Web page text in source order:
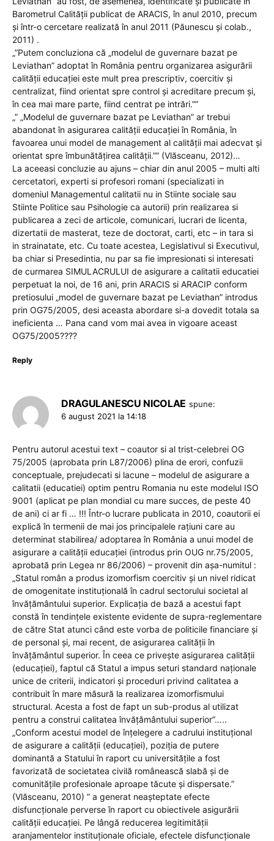
Barometrul Calității publicat de ARACIS, în anul 2010, precum
și într-o cercetare realizată în anul 2011 (Păunescu și colab.,
2011) .
„”Putem concluziona că „modelul de guvernare bazat pe
Leviathan” adoptat în România pentru organizarea asigurării
calității educației este mult prea prescriptiv, coercitiv și
centralizat, fiind orientat spre control și acreditare precum și,
în cea mai mare parte, fiind centrat pe intrări.””
„” „Modelul de guvernare bazat pe Leviathan” ar trebui
abandonat în asigurarea calității educației în România, în
favoarea unui model de management al calității mai adecvat și
orientat spre îmbunătățirea calității.”” (Vlăsceanu, 2012)…
La aceeasi concluzie au ajuns – chiar din anul 2005 – multi alti
cercetatori, experti si profesori romani (specializati in
domeniul Managementul calitatii nu in Stiinte sociale sau
Stiinte Politice sau Psihologie ca autorii) prin realizarea si
publicarea a zeci de articole, comunicari, lucrari de licenta,
dizertatii de masterat, teze de doctorat, carti, etc – in tara si
in strainatate, etc. Cu toate acestea, Legislativul si Executivul,
ba chiar si Presedintia, nu par sa fie impresionati si interesati
de curmarea SIMULACRULUI de asigurare a calitatii educatiei
perpetuat la noi, de 16 ani, prin ARACIS si ARACIP conform
pretiosului „model de guvernare bazat pe Leviathan” introdus
prin OG75/2005, desi aceasta abordare si-a dovedit totala sa
ineficienta … Pana cand vom mai avea in vigoare aceast
OG75/2005????
Reply
DRAGULANESCU NICOLAE spune:
6 august 2021 la 14:18
Pentru autorul acestui text – coautor si al trist-celebrei OG
75/2005 (aprobata prin L87/2006) plina de erori, confuzii
conceptuale, prejudecati si lacune – modelul de asigurare a
calitatii (educatiei) optim pentru Romania nu este modelul ISO
9001 (aplicat pe plan mondial cu mare succes, de peste 40
de ani) ci ar fi … !!! Într-o lucrare publicata in 2010, coautorii ei
explică în termenii de mai jos principalele rațiuni care au
determinat stabilirea/ adoptarea în România a unui model de
asigurare a calității educației (introdus prin OUG nr.75/2005,
aprobată prin Legea nr 86/2006) – provenit din așa-numitul :
„Statul român a produs izomorfism coercitiv și un nivel ridicat
de omogenitate instituțională în cadrul sectorului societal al
învățământului superior. Explicația de bază a acestui fapt
constă în tendințele existente evidente de supra-reglementare
de către Stat atunci când este vorba de politicile financiare și
de personal și, mai recent, de asigurarea calității în
învățământul superior. În ceea ce privește asigurarea calității
(educației), faptul că Statul a impus seturi standard naționale
unice de criterii, indicatori și proceduri privind calitatea a
contribuit în mare măsură la realizarea izomorfismului
structural. Acesta a fost de fapt un sub-produs al utilizat
pentru a construi calitatea învățământului superior”…..
„Conform acestui model de înțelegere a cadrului instituțional
de asigurare a calității (educației), poziția de putere
dominantă a Statului în raport cu universitățile a fost
favorizată de societatea civilă românească slabă și de
comunitățile profesionale aproape tăcute și dispersate.”
(Vlăsceanu, 2010) ” a generat neașteptate efecte
disfuncționale perverse în raport cu obiectivele asigurării
calității educației. Pe lângă reducerea legitimității
aranjamentelor instituționale oficiale, efectele disfuncționale